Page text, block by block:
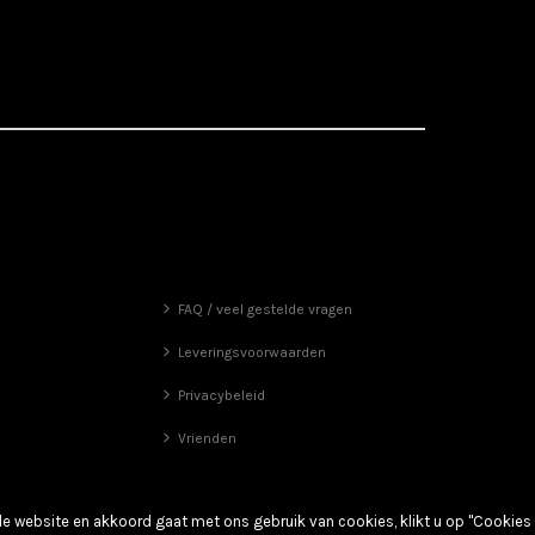
FAQ / veel gestelde vragen
Leveringsvoorwaarden
Privacybeleid
Vrienden
website en akkoord gaat met ons gebruik van cookies, klikt u op "Cookies